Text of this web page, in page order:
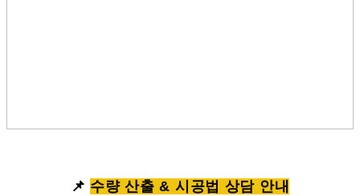
📌 수량 산출 & 시공법 상담 안내